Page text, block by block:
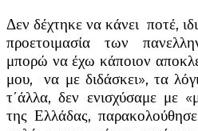
Δεν δέχτηκε να κάνει ποτέ,
προετοιμασία των
μπορώ να έχω κάποιον
μου, να με διδάσκει», τα
τ΄άλλα, δεν ενισχύσαμε με
της Ελλάδας,